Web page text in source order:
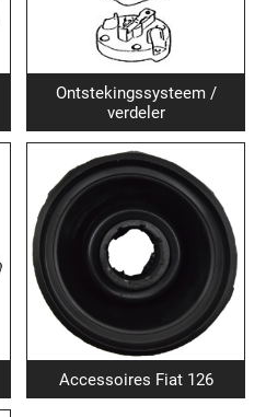
Ontstekingssysteem /
verdeler
Accessoires Fiat 126